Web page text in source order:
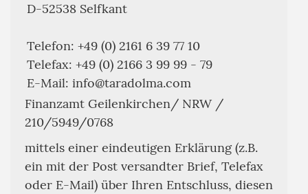
D-52538 Selfkant
Telefon: +49 (0) 2161 6 39 77 10
Telefax: +49 (0) 2166 3 99 99 - 79
E-Mail: info@taradolma.com
Finanzamt Geilenkirchen/ NRW /
210/5949/0768
mittels einer eindeutigen Erklärung (z.B.
ein mit der Post versandter Brief, Telefax
oder E-Mail) über Ihren Entschluss, diesen